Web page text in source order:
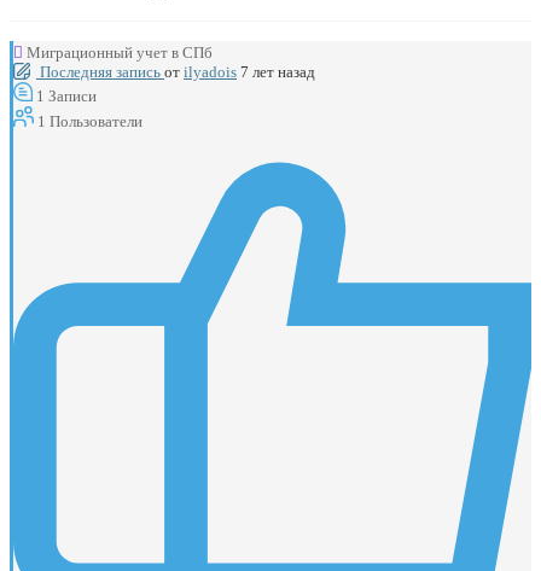
Миграционный учет в СПб
Последняя запись от ilyadois 7 лет назад
1 Записи
1 Пользователи